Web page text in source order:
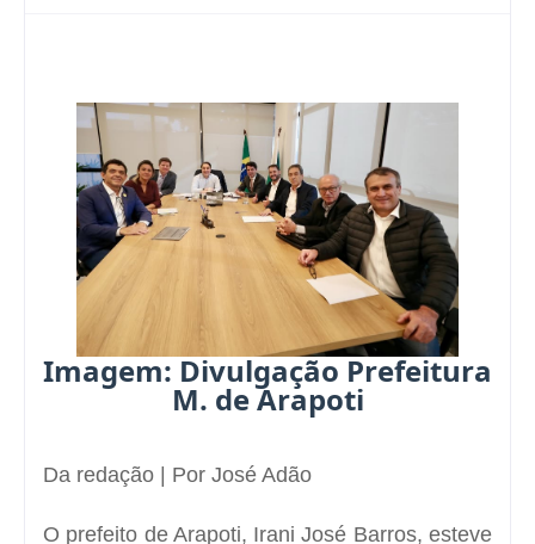
Imagem: Divulgação Prefeitura
M. de Arapoti
Da redação | Por José Adão
O prefeito de Arapoti, Irani José Barros, esteve